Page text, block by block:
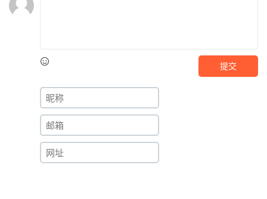
提交